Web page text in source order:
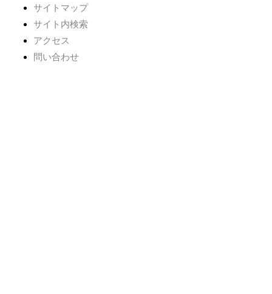
サイトマップ
サイト内検索
アクセス
問い合わせ